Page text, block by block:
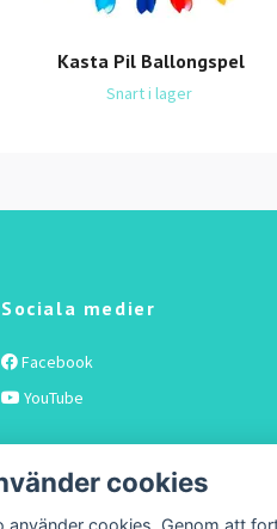
Kasta Pil Ballongspel
Snart i lager
Sociala medier
Facebook
YouTube
cookies